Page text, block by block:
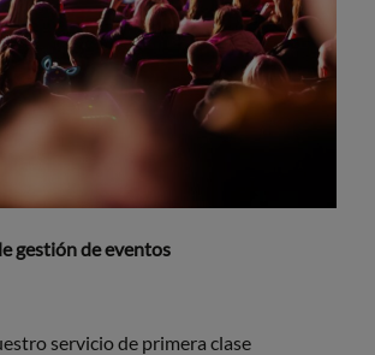
gestión de eventos
servicio de primera clase